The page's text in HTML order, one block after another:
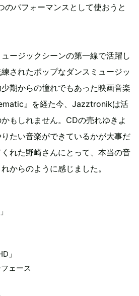
のパフォーマンスとして使おうと
ージックシーンの第一線で活躍し
されたポップなダンスミュージッ
期からの憧れでもあった映画音楽
』を経た今、Jazztronikは活
もしれません。CDの売れゆきよ
たい音楽ができているかが大事だ
れた野崎さんにとって、本当の音
からのように感じました。
」
ェース